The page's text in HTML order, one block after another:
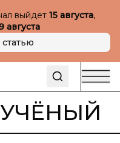
выйдет 15 августа,
августа